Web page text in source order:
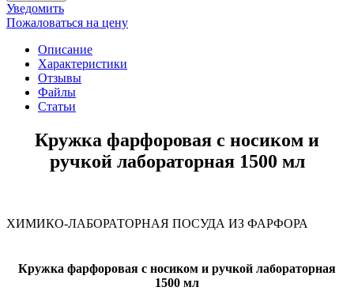
Уведомить
Пожаловаться на цену
Описание
Характеристики
Отзывы
Файлы
Статьи
Кружка фарфоровая с носиком и
ручкой лабораторная 1500 мл
ХИМИКО-ЛАБОРАТОРНАЯ ПОСУДА ИЗ ФАРФОРА
Кружка фарфоровая с носиком и ручкой лабораторная
1500 мл